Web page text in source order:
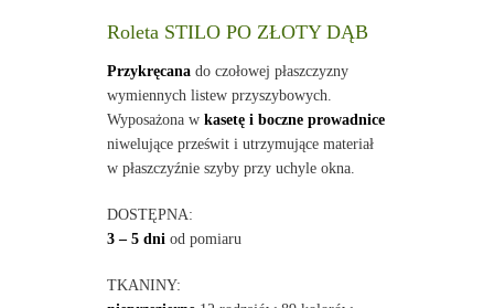
Roleta STILO PO ZŁOTY DĄB
Przykręcanado czołowej płaszczyzny
wymiennych listew przyszybowych.
Wyposażona w kasetę i boczne prowadnice
niwelujące prześwit i utrzymujące materiał
w płaszczyźnie szyby przy uchyle okna.
DOSTĘPNA:
3 – 5 dni od pomiaru
TKANINY: